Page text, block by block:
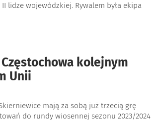
lidze wojewódzkiej. Rywalem była ekipa
kolejnym
Unii
mają za sobą już trzecią grę
do rundy wiosennej sezonu 2023/2024